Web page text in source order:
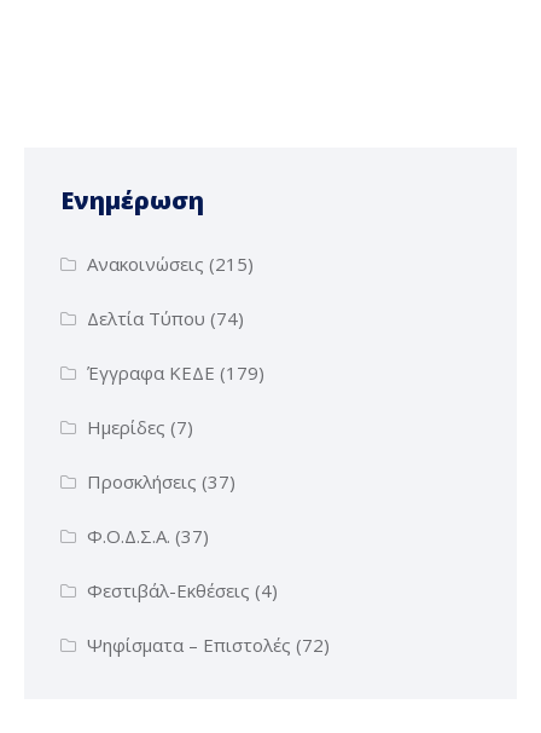
Ενημέρωση
Ανακοινώσεις (215)
Δελτία Τύπου (74)
Έγγραφα ΚΕΔΕ (179)
Ημερίδες (7)
Προσκλήσεις (37)
Φ.Ο.Δ.Σ.Α. (37)
Φεστιβάλ-Εκθέσεις (4)
Ψηφίσματα – Επιστολές (72)